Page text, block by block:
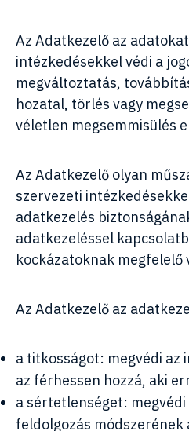
Gyomorégés elleni
xanaxa legjobb rossz
kezelése Gyógyszerek
Az Adatkezelő az
intézkedésekkel védi a
megváltoztatás,
hozatal, törlés vagy
véletlen megsemmisülés
Az Adatkezelő olyan
szervezeti
adatkezelés
adatkezeléssel
kockázatoknak megfelelő
Az Adatkezelő az
a titkosságot: megvédi az
az férhessen hozzá, aki
a sértetlenséget:
feldolgozás módszerének